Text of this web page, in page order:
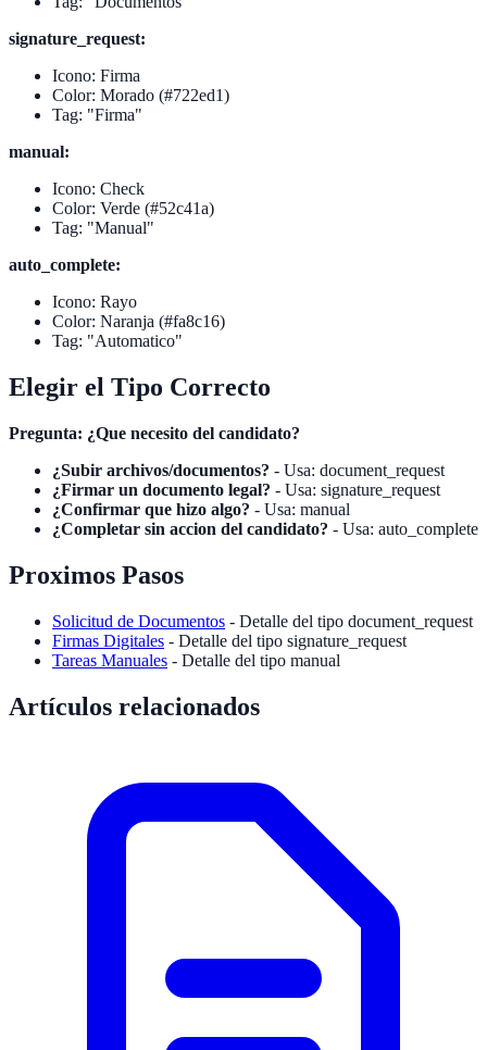
signature_request:
Icono: Firma
Color: Morado (#722ed1)
Tag: "Firma"
manual:
Icono: Check
Color: Verde (#52c41a)
Tag: "Manual"
auto_complete:
Icono: Rayo
Color: Naranja (#fa8c16)
Tag: "Automatico"
Elegir el Tipo Correcto
Pregunta: ¿Que necesito del candidato?
¿Subir archivos/documentos? - Usa: document_request
¿Firmar un documento legal? - Usa: signature_request
¿Confirmar que hizo algo? - Usa: manual
¿Completar sin accion del candidato? - Usa: auto_complete
Proximos Pasos
Solicitud de Documentos - Detalle del tipo document_request
Firmas Digitales - Detalle del tipo signature_request
Tareas Manuales - Detalle del tipo manual
Artículos relacionados